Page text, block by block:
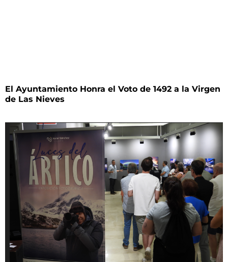
El Ayuntamiento Honra el Voto de 1492 a la Virgen
de Las Nieves